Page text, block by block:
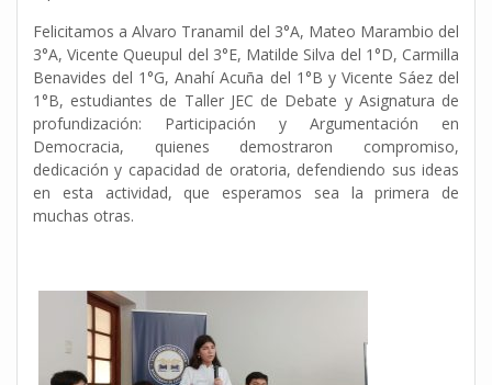
Felicitamos a Alvaro Tranamil del 3°A, Mateo Marambio del
3°A, Vicente Queupul del 3°E, Matilde Silva del 1°D, Carmilla
Benavides del 1°G, Anahí Acuña del 1°B y Vicente Sáez del
1°B, estudiantes de Taller JEC de Debate y Asignatura de
profundización: Participación y Argumentación en
Democracia, quienes demostraron compromiso,
dedicación y capacidad de oratoria, defendiendo sus ideas
en esta actividad, que esperamos sea la primera de
muchas otras.